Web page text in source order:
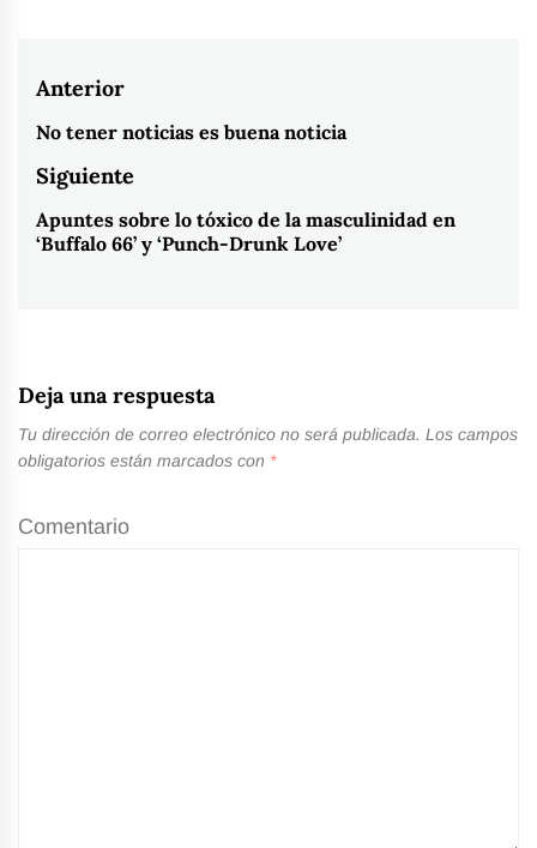
Navegación
de
entradas
Anterior
Entrada
anterior:
No tener noticias es buena noticia
Siguiente
Entrada
siguiente:
Apuntes sobre lo tóxico de la masculinidad en
‘Buffalo 66’ y ‘Punch-Drunk Love’
Deja una respuesta
Tu dirección de correo electrónico no será publicada. Los campos
obligatorios están marcados con *
Comentario